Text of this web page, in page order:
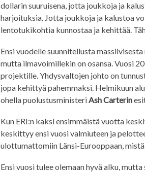
dollarin suuruisena, jotta joukkoja ja
harjoituksia. Jotta joukkoja ja kalustoa
lentotukikohtia kunnostaa ja kehittää.
Ensi vuodelle suunnitellusta
mutta ilmavoimillekin on osansa. Vuosi
projektille. Yhdysvaltojen johto on
jopa kehittyä pahemmaksi. Helmikuun
ohella puolustusministeriAsh Carterin
Kun ERI:n kaksi ensimmäistä vuotta
keskittyy ensi vuosi valmiuteen ja
ulottumattomiin Länsi-Eurooppaan,
Ensi vuosi tulee olemaan hyvä alku,